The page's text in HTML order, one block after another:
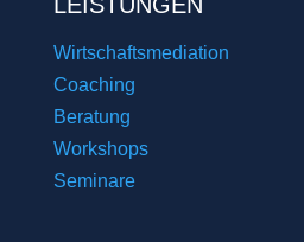
Wirtschaftsmediation
Coaching
Beratung
Workshops
Seminare